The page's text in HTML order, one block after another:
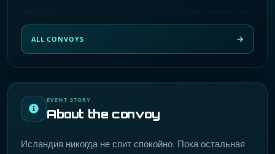
EVENT STORY
About the convoy
Исландия никогда не спит спокойно. Пока остальная
ALL CONVOYS